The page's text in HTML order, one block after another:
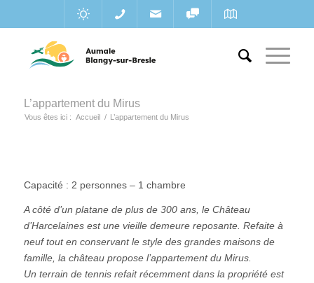
L’appartement du Mirus
Vous êtes ici : Accueil / L’appartement du Mirus
Capacité : 2 personnes – 1 chambre
A côté d’un platane de plus de 300 ans, le Château
d’Harcelaines est une vieille demeure reposante. Refaite à
neuf tout en conservant le style des grandes maisons de
famille, la château propose l’appartement du Mirus.
Un terrain de tennis refait récemment dans la propriété est